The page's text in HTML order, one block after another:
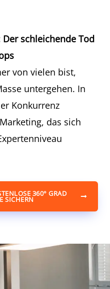
schleichende Tod
von vielen bist,
untergehen. In
Konkurrenz
das sich
360° GRAD
SICHERN